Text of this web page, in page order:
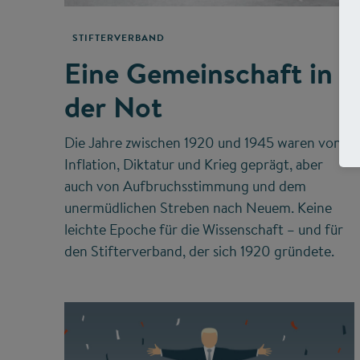
STIFTERVERBAND
Eine Gemeinschaft in
der Not
Die Jahre zwischen 1920 und 1945 waren von
Inflation, Diktatur und Krieg geprägt, aber
auch von Aufbruchsstimmung und dem
unermüdlichen Streben nach Neuem. Keine
leichte Epoche für die Wissenschaft – und für
den Stifterverband, der sich 1920 gründete.